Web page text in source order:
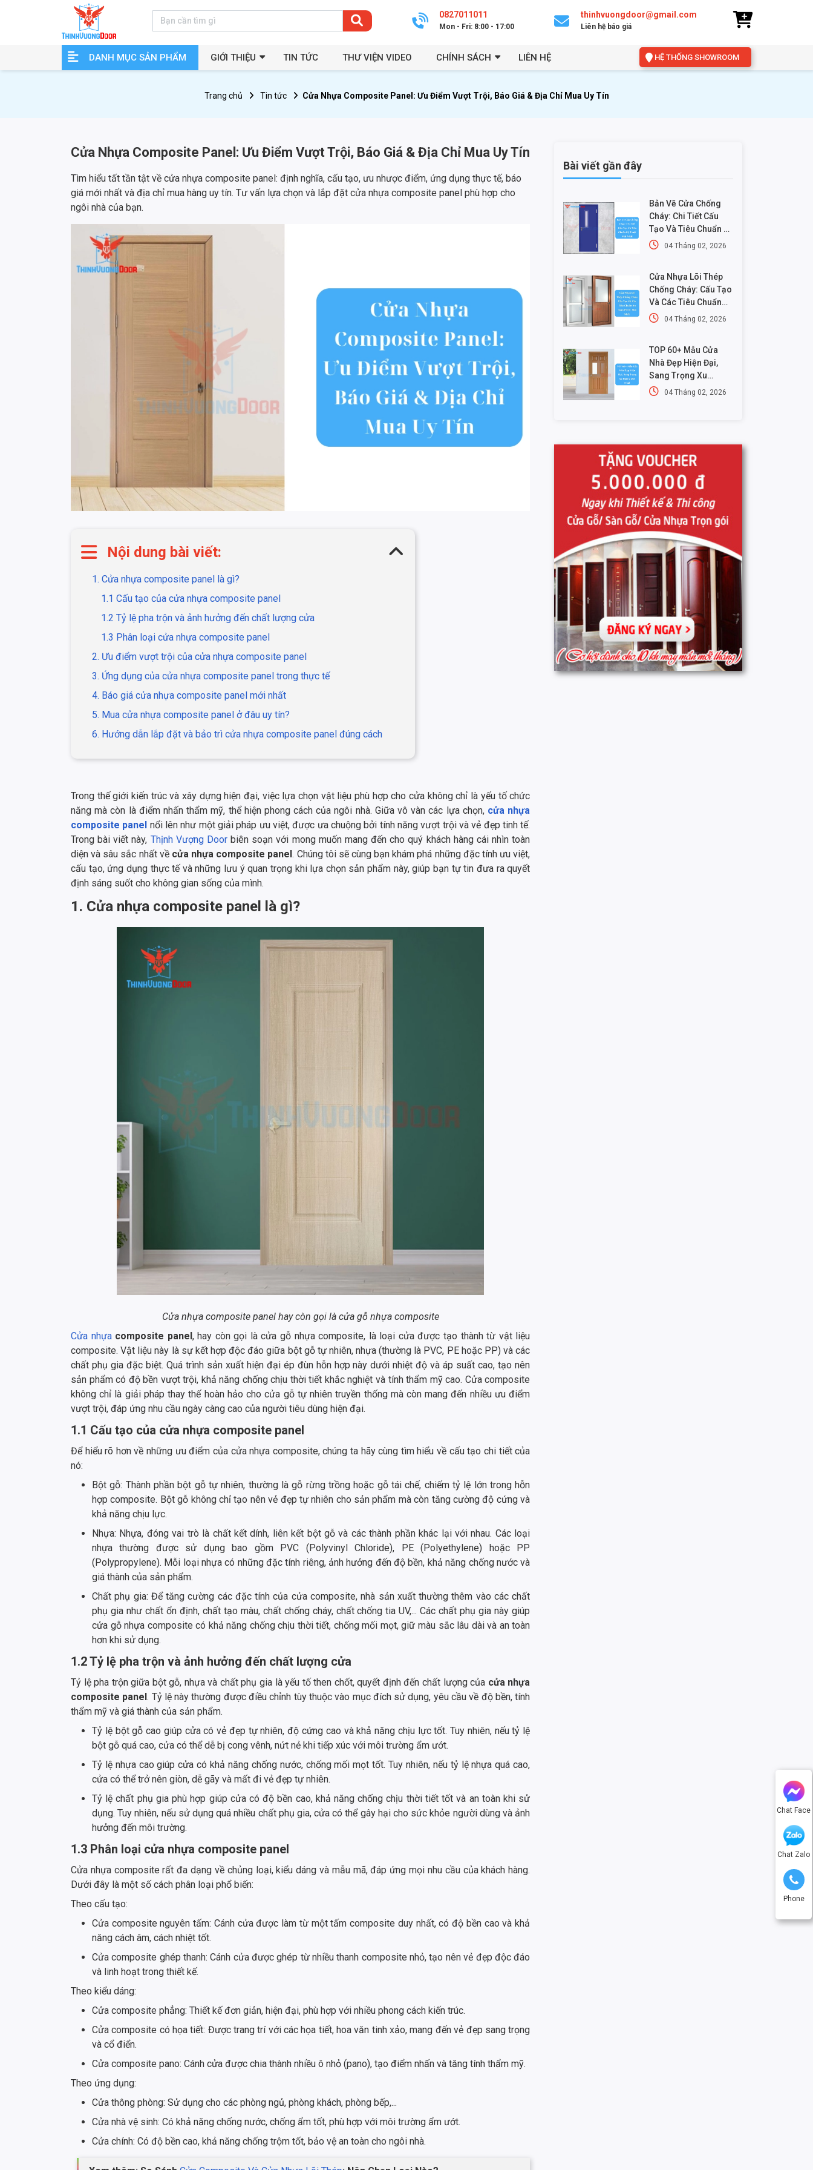
0827011011
Mon - Fri: 8:00 - 17:00
thinhvuongdoor@gmail.com
Liên hệ báo giá
DANH MỤC SẢN PHẨM GIỚI THIỆU TIN TỨC THƯ VIỆN VIDEO CHÍNH SÁCH LIÊN HỆ HỆ THỐNG SHOWROOM
Chat Face
Chat Zalo
Phone
Trang chủ Tin tức Cửa Nhựa Composite Panel: Ưu Điểm Vượt Trội, Báo Giá & Địa Chỉ Mua Uy Tín
Cửa Nhựa Composite Panel: Ưu Điểm Vượt Trội, Báo Giá & Địa Chỉ Mua Uy Tín
Tìm hiểu tất tần tật về cửa nhựa composite panel: định nghĩa, cấu tạo, ưu nhược điểm, ứng dụng thực tế, báo
giá mới nhất và địa chỉ mua hàng uy tín. Tư vấn lựa chọn và lắp đặt cửa nhựa composite panel phù hợp cho
ngôi nhà của bạn.
Nội dung bài viết:
1. Cửa nhựa composite panel là gì?
1.1 Cấu tạo của cửa nhựa composite panel
1.2 Tỷ lệ pha trộn và ảnh hưởng đến chất lượng cửa
1.3 Phân loại cửa nhựa composite panel
2. Ưu điểm vượt trội của cửa nhựa composite panel
3. Ứng dụng của cửa nhựa composite panel trong thực tế
4. Báo giá cửa nhựa composite panel mới nhất
5. Mua cửa nhựa composite panel ở đâu uy tín?
6. Hướng dẫn lắp đặt và bảo trì cửa nhựa composite panel đúng cách
Trong thế giới kiến trúc và xây dựng hiện đại, việc lựa chọn vật liệu phù hợp cho cửa không chỉ là yếu tố chức
năng mà còn là điểm nhấn thẩm mỹ, thể hiện phong cách của ngôi nhà. Giữa vô vàn các lựa chọn, cửa nhựa
composite panel nổi lên như một giải pháp ưu việt, được ưa chuộng bởi tính năng vượt trội và vẻ đẹp tinh tế.
Trong bài viết này, Thịnh Vượng Doorbiên soạn với mong muốn mang đến cho quý khách hàng cái nhìn toàn
diện và sâu sắc nhất về cửa nhựa composite panel. Chúng tôi sẽ cùng bạn khám phá những đặc tính ưu việt,
cấu tạo, ứng dụng thực tế và những lưu ý quan trọng khi lựa chọn sản phẩm này, giúp bạn tự tin đưa ra quyết
định sáng suốt cho không gian sống của mình.
1. Cửa nhựa composite panel là gì?
Cửa nhựa composite panel hay còn gọi là cửa gỗ nhựa composite
Cửa nhựacomposite panel, hay còn gọi là cửa gỗ nhựa composite, là loại cửa được tạo thành từ vật liệu
composite. Vật liệu này là sự kết hợp độc đáo giữa bột gỗ tự nhiên, nhựa (thường là PVC, PE hoặc PP) và các
chất phụ gia đặc biệt. Quá trình sản xuất hiện đại ép đùn hỗn hợp này dưới nhiệt độ và áp suất cao, tạo nên
sản phẩm có độ bền vượt trội, khả năng chống chịu thời tiết khắc nghiệt và tính thẩm mỹ cao. Cửa composite
không chỉ là giải pháp thay thế hoàn hảo cho cửa gỗ tự nhiên truyền thống mà còn mang đến nhiều ưu điểm
vượt trội, đáp ứng nhu cầu ngày càng cao của người tiêu dùng hiện đại.
1.1 Cấu tạo của cửa nhựa composite panel
Để hiểu rõ hơn về những ưu điểm của cửa nhựa composite, chúng ta hãy cùng tìm hiểu về cấu tạo chi tiết của
nó:
Bột gỗ: Thành phần bột gỗ tự nhiên, thường là gỗ rừng trồng hoặc gỗ tái chế, chiếm tỷ lệ lớn trong hỗn
hợp composite. Bột gỗ không chỉ tạo nên vẻ đẹp tự nhiên cho sản phẩm mà còn tăng cường độ cứng và
khả năng chịu lực.
Nhựa: Nhựa, đóng vai trò là chất kết dính, liên kết bột gỗ và các thành phần khác lại với nhau. Các loại
nhựa thường được sử dụng bao gồm PVC (Polyvinyl Chloride), PE (Polyethylene) hoặc PP
(Polypropylene). Mỗi loại nhựa có những đặc tính riêng, ảnh hưởng đến độ bền, khả năng chống nước và
giá thành của sản phẩm.
Chất phụ gia: Để tăng cường các đặc tính của cửa composite, nhà sản xuất thường thêm vào các chất
phụ gia như chất ổn định, chất tạo màu, chất chống cháy, chất chống tia UV,... Các chất phụ gia này giúp
cửa gỗ nhựa composite có khả năng chống chịu thời tiết, chống mối mọt, giữ màu sắc lâu dài và an toàn
hơn khi sử dụng.
1.2 Tỷ lệ pha trộn và ảnh hưởng đến chất lượng cửa
Tỷ lệ pha trộn giữa bột gỗ, nhựa và chất phụ gia là yếu tố then chốt, quyết định đến chất lượng của cửa nhựa
composite panel. Tỷ lệ này thường được điều chỉnh tùy thuộc vào mục đích sử dụng, yêu cầu về độ bền, tính
thẩm mỹ và giá thành của sản phẩm.
Tỷ lệ bột gỗ cao giúp cửa có vẻ đẹp tự nhiên, độ cứng cao và khả năng chịu lực tốt. Tuy nhiên, nếu tỷ lệ
bột gỗ quá cao, cửa có thể dễ bị cong vênh, nứt nẻ khi tiếp xúc với môi trường ẩm ướt.
Tỷ lệ nhựa cao giúp cửa có khả năng chống nước, chống mối mọt tốt. Tuy nhiên, nếu tỷ lệ nhựa quá cao,
cửa có thể trở nên giòn, dễ gãy và mất đi vẻ đẹp tự nhiên.
Tỷ lệ chất phụ gia phù hợp giúp cửa có độ bền cao, khả năng chống chịu thời tiết tốt và an toàn khi sử
dụng. Tuy nhiên, nếu sử dụng quá nhiều chất phụ gia, cửa có thể gây hại cho sức khỏe người dùng và ảnh
hưởng đến môi trường.
1.3 Phân loại cửa nhựa composite panel
Cửa nhựa composite rất đa dạng về chủng loại, kiểu dáng và mẫu mã, đáp ứng mọi nhu cầu của khách hàng.
Dưới đây là một số cách phân loại phổ biến:
Theo cấu tạo:
Cửa composite nguyên tấm: Cánh cửa được làm từ một tấm composite duy nhất, có độ bền cao và khả
năng cách âm, cách nhiệt tốt.
Cửa composite ghép thanh: Cánh cửa được ghép từ nhiều thanh composite nhỏ, tạo nên vẻ đẹp độc đáo
và linh hoạt trong thiết kế.
Theo kiểu dáng:
Cửa composite phẳng: Thiết kế đơn giản, hiện đại, phù hợp với nhiều phong cách kiến trúc.
Cửa composite có họa tiết: Được trang trí với các họa tiết, hoa văn tinh xảo, mang đến vẻ đẹp sang trọng
và cổ điển.
Cửa composite pano: Cánh cửa được chia thành nhiều ô nhỏ (pano), tạo điểm nhấn và tăng tính thẩm mỹ.
Theo ứng dụng:
Cửa thông phòng: Sử dụng cho các phòng ngủ, phòng khách, phòng bếp,...
Cửa nhà vệ sinh: Có khả năng chống nước, chống ẩm tốt, phù hợp với môi trường ẩm ướt.
Cửa chính: Có độ bền cao, khả năng chống trộm tốt, bảo vệ an toàn cho ngôi nhà.
Bài viết gần đây
Bản Vẽ Cửa Chống
Cháy: Chi Tiết Cấu
Tạo Và Tiêu Chuẩn Kỹ
Thuật Mới Nhất
04 Tháng 02, 2026
Cửa Nhựa Lõi Thép
Chống Cháy: Cấu Tạo
Và Các Tiêu Chuẩn
An Toàn PCCC Mới
04 Tháng 02, 2026
TOP 60+ Mẫu Cửa
Nhà Đẹp Hiện Đại,
Sang Trọng Xu
Hướng Mới Nhất
04 Tháng 02, 2026